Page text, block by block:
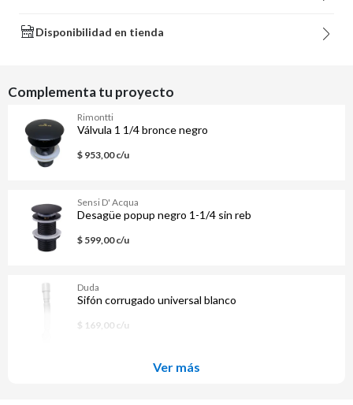
Disponibilidad en tienda
Complementa tu proyecto
Rimontti
Válvula 1 1/4 bronce negro
$ 953,00 c/u
Sensi D' Acqua
Desagüe popup negro 1-1/4 sin reb
$ 599,00 c/u
Duda
Sifón corrugado universal blanco
$ 169,00 c/u
Ver más